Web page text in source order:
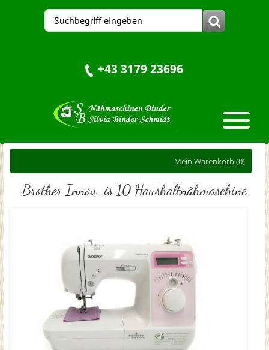
+43 3179 23696
Mein Warenkorb(0)
Brother Innov-is 10 Haushaltnähmaschine